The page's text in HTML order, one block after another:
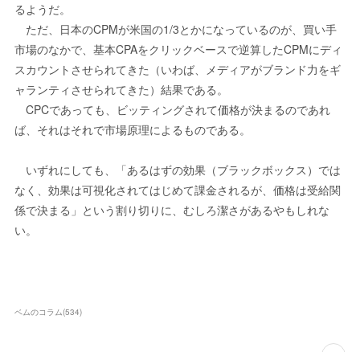
るようだ。
ただ、日本のCPMが米国の1/3とかになっているのが、買い手
市場のなかで、基本CPAをクリックベースで逆算したCPMにディ
スカウントさせられてきた（いわば、メディアがブランド力をギ
ャランティさせられてきた）結果である。
CPCであっても、ビッティングされて価格が決まるのであれ
ば、それはそれで市場原理によるものである。
いずれにしても、「あるはずの効果（ブラックボックス）では
なく、効果は可視化されてはじめて課金されるが、価格は受給関
係で決まる」という割り切りに、むしろ潔さがあるやもしれな
い。
ベムのコラム(534)